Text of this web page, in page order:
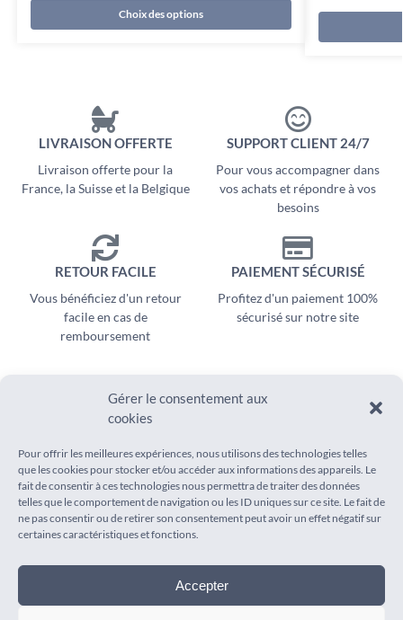
Gérer le consentement aux
cookies
Pour offrir les meilleures expériences, nous utilisons des technologies telles
que les cookies pour stocker et/ou accéder aux informations des appareils. Le
fait de consentir à ces technologies nous permettra de traiter des données
telles que le comportement de navigation ou les ID uniques sur ce site. Le fait de
ne pas consentir ou de retirer son consentement peut avoir un effet négatif sur
certaines caractéristiques et fonctions.
Accepter
Choix des options
LIVRAISON OFFERTE
Livraison offerte pour la
France, la Suisse et la Belgique
SUPPORT CLIENT 24/7
Pour vous accompagner dans
vos achats et répondre à vos
besoins
RETOUR FACILE
Vous bénéficiez d'un retour
facile en cas de
remboursement
PAIEMENT SÉCURISÉ
Profitez d'un paiement 100%
sécurisé sur notre site
Instagram
Pinterest
Suivi de commande
Foire aux questions
Livraison
INFORMATIONS